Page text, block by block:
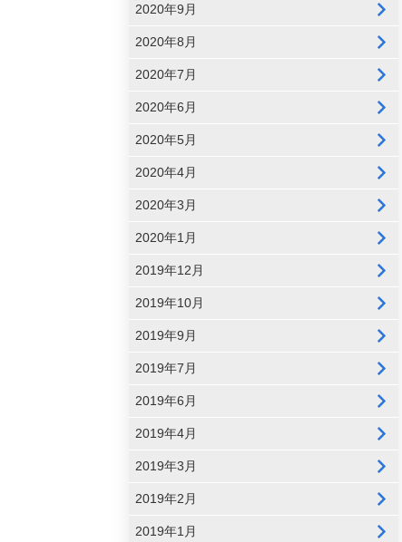
2020年9月
2020年8月
2020年7月
2020年6月
2020年5月
2020年4月
2020年3月
2020年1月
2019年12月
2019年10月
2019年9月
2019年7月
2019年6月
2019年4月
2019年3月
2019年2月
2019年1月